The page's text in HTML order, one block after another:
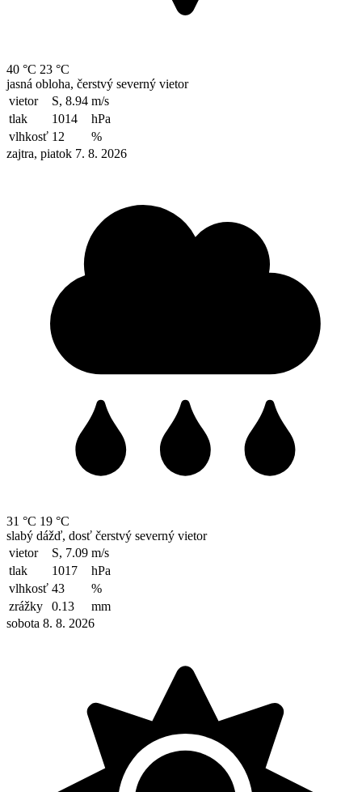
40 °C 23 °C
jasná obloha, čerstvý severný vietor
vietor
S, 8.94 m/s
tlak
1014
hPa
vlhkosť 12
%
zajtra, piatok 7. 8. 2026
31 °C 19 °C
slabý dážď, dosť čerstvý severný vietor
vietor
S, 7.09 m/s
tlak
1017
hPa
vlhkosť 43
%
zrážky
0.13
mm
sobota 8. 8. 2026